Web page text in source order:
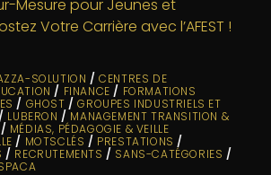
SOLUTION /CENTRES DE
/ FINANCE / FORMATIONS
/ GHOST /GROUPES INDUSTRIELS ET
/ LUBERON / MANAGEMENT TRANSITION &
/ MÉDIAS, PÉDAGOGIE & VEILLE
/ MOTSCLÉS / PRESTATIONS /
/ RECRUTEMENTS / SANS-CATÉGORIES /